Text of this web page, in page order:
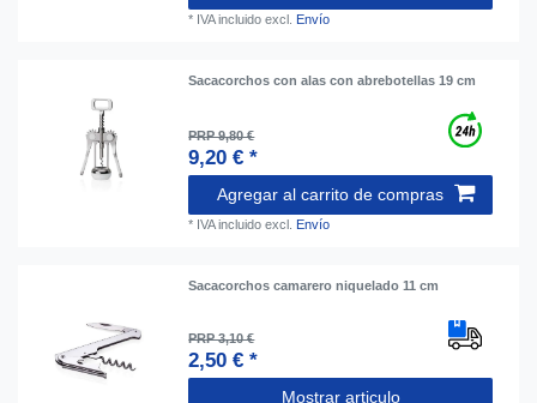
* IVA incluido excl. Envío
Sacacorchos con alas con abrebotellas 19 cm
PRP 9,80 €
9,20 € *
Agregar al carrito de compras
* IVA incluido excl. Envío
Sacacorchos camarero niquelado 11 cm
PRP 3,10 €
2,50 € *
Mostrar articulo